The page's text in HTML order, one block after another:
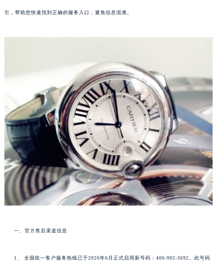
引，帮助您快速找到正确的服务入口，避免信息混淆。
一、官方售后渠道信息
1、 全国统一客户服务热线已于2026年6月正式启用新号码：400-992-3692。此号码